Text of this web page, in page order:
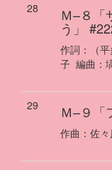
28 Ｍ–８「
う」
作詞： （
子 編曲：
29 Ｍ–９「
作曲： 佐